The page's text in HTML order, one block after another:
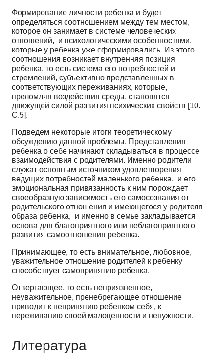
Формирование личности ребенка и будет
определяться соотношением между тем местом,
которое он занимает в системе человеческих
отношений, и психологическими особенностями,
которые у ребенка уже сформировались. Из этого
соотношения возникает внутренняя позиция
ребенка, то есть система его потребностей и
стремлений, субъективно представленных в
соответствующих переживаниях, которые,
преломляя воздействия среды, становятся
движущей силой развития психических свойств [10.
С.5].
Подведем некоторые итоги теоретическому
обсуждению данной проблемы. Представления
ребенка о себе начинают складываться в процессе
взаимодействия с родителями. Именно родители
служат основным источником удовлетворения
ведущих потребностей маленького ребенка, и его
эмоциональная привязанность к ним порождает
своеобразную зависимость его самосознания от
родительского отношения и имеющегося у родителя
образа ребенка, и именно в семье закладывается
основа для благоприятного или неблагоприятного
развития самоотношения ребенка.
Принимающее, то есть внимательное, любовное,
уважительное отношение родителей к ребенку
способствует самопринятию ребенка.
Отвергающее, то есть неприязненное,
неуважительное, пренебрегающее отношение
приводит к непринятию ребенком себя, к
переживанию своей малоценности и ненужности.
Литература